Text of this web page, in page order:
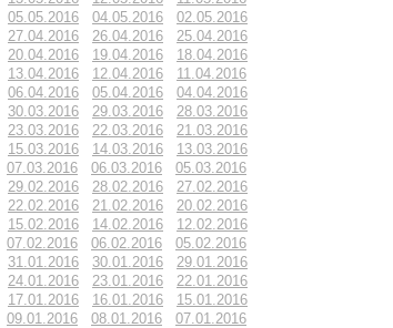
05.05.2016 04.05.2016
02.05.2016
27.04.2016 26.04.2016
25.04.2016
20.04.2016 19.04.2016
18.04.2016
13.04.2016 12.04.2016
11.04.2016
06.04.2016 05.04.2016
04.04.2016
30.03.2016 29.03.2016
28.03.2016
23.03.2016 22.03.2016
21.03.2016
15.03.2016 14.03.2016
13.03.2016
07.03.2016 06.03.2016
05.03.2016
29.02.2016 28.02.2016
27.02.2016
22.02.2016 21.02.2016
20.02.2016
15.02.2016 14.02.2016
12.02.2016
07.02.2016 06.02.2016
05.02.2016
31.01.2016 30.01.2016
29.01.2016
24.01.2016 23.01.2016
22.01.2016
17.01.2016 16.01.2016
15.01.2016
09.01.2016 08.01.2016
07.01.2016